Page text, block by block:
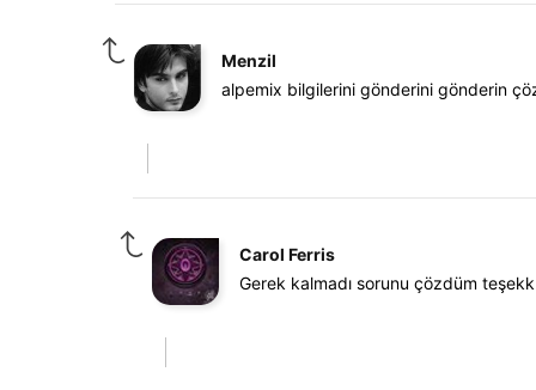
Menzil
alpemix bilgilerini gönderini gönderin
Carol Ferris
Gerek kalmadı sorunu çözdüm